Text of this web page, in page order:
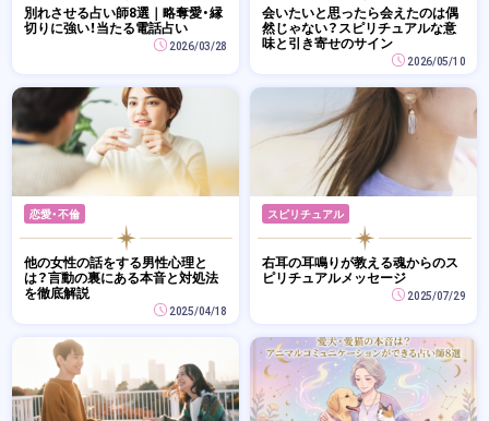
別れさせる占い師8選｜略奪愛・縁
切りに強い！当たる電話占い
2026/03/28
会いたいと思ったら会えたのは偶
然じゃない？スピリチュアルな意
味と引き寄せのサイン
2026/05/10
恋愛・不倫
他の女性の話をする男性心理と
は？言動の裏にある本音と対処法
を徹底解説
2025/04/18
スピリチュアル
右耳の耳鳴りが教える魂からのス
ピリチュアルメッセージ
2025/07/29